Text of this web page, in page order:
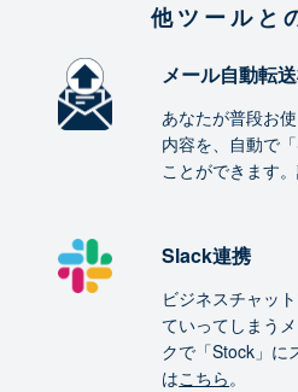
他ツールと
メール自動転
あなたが普段お
内容を、自動で
ことができます
Slack連携
ビジネスチャッ
ていってしまう
クで「Stock」に
はこちら。